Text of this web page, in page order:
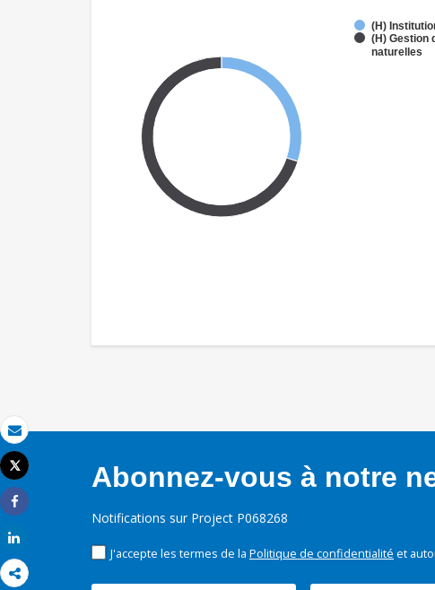
Email
Imprimer
Tweet
Share
(H)
(H) Gestion
naturelles
Abonnez-vous à notre
Notifications sur Project P068268
J'accepte les termes de la Politique de confidentialité et